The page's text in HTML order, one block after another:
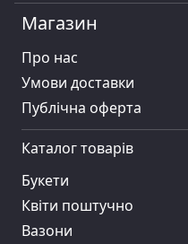
Магазин
Про нас
Умови доставки
Публiчна оферта
Каталог товарів
Букети
Квіти поштучно
Вазони